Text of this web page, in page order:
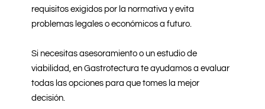
requisitos exigidos por la normativa y evita
problemas legales o económicos a futuro.
Si necesitas asesoramiento o un estudio de
viabilidad, en Gastrotectura te ayudamos a evaluar
todas las opciones para que tomes la mejor
decisión.